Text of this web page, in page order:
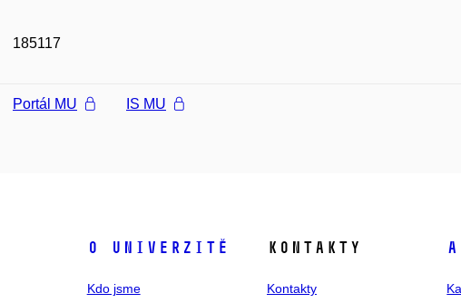
185117
Portál MU IS MU
O univerzitě
Kdo jsme
Kontakty
Kontakty